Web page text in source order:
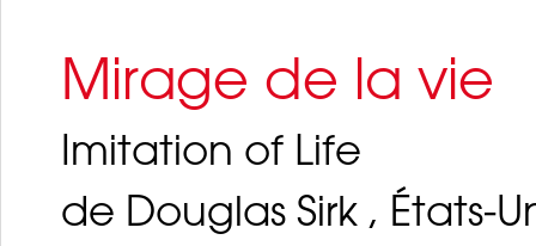
Mirage de la vie
Imitation of Life
de Douglas Sirk , États-